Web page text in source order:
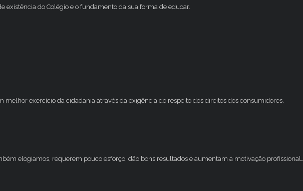
existência do Colégio e o fundamento da sua forma de educar.
exercício da cidadania através da exigência do respeito dos direitos dos consumidores.
elogiamos, requerem pouco esforço, dão bons resultados e aumentam a motivação profissional.